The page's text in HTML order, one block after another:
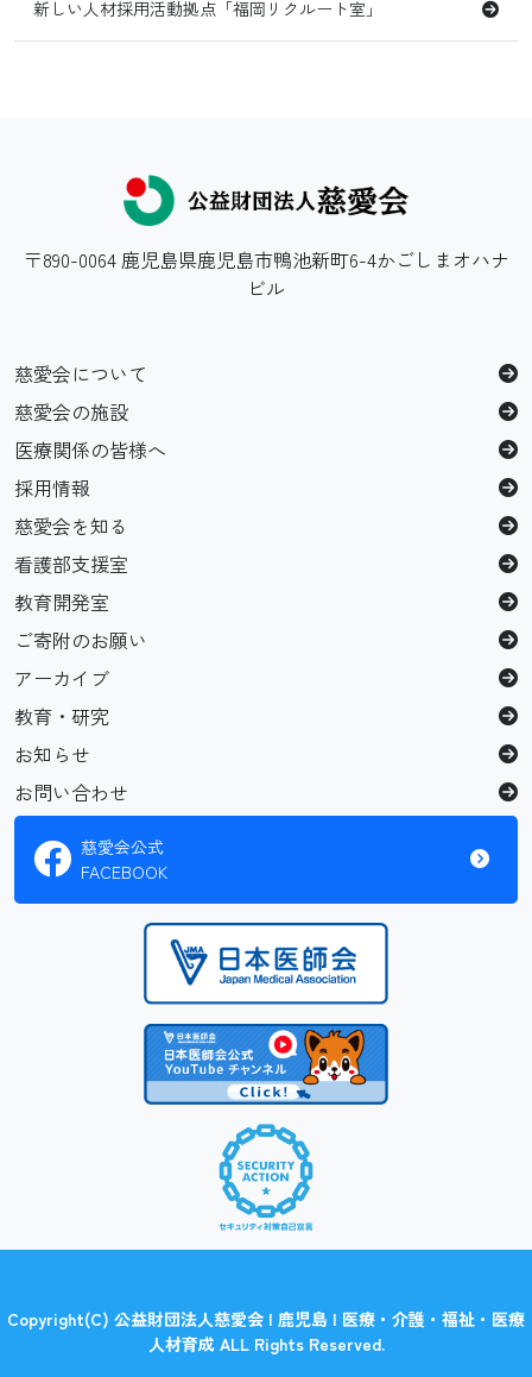
新しい人材採用活動拠点「福岡リクルート室」
〒890-0064 鹿児島県鹿児島市鴨池新町6-4かごしまオハナ
ビル
慈愛会について
慈愛会の施設
医療関係の皆様へ
採用情報
慈愛会を知る
看護部支援室
教育開発室
ご寄附のお願い
アーカイブ
教育・研究
お知らせ
お問い合わせ
慈愛会公式
FACEBOOK
Copyright(C) 公益財団法人慈愛会 | 鹿児島 | 医療・介護・福祉・医療
人材育成 ALL Rights Reserved.